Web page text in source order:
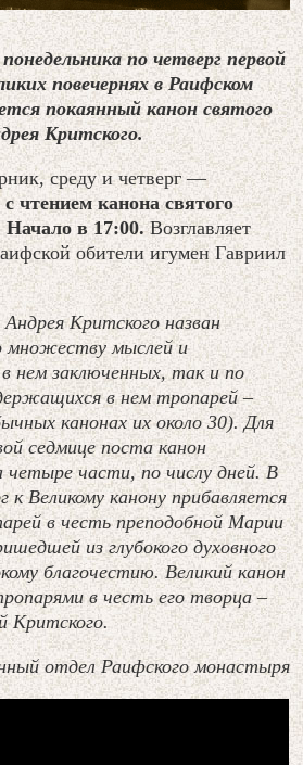
по четверг первой
повечернях в Раифском
покаянный канон святого
Критского.
среду и четверг —
чтением канона святого
Начало в 17:00.Возглавляет
обители игумен Гавриил
Критского назван
множеству мыслей и
нем заключенных, так и по
в нем тропарей –
канонах их около 30). Для
седмице поста канон
четыре части, по числу дней. В
к Великому канону прибавляется
в честь преподобной Марии
из глубокого духовного
благочестию. Великий канон
в честь его творца –
Критского.
отдел Раифского монастыря